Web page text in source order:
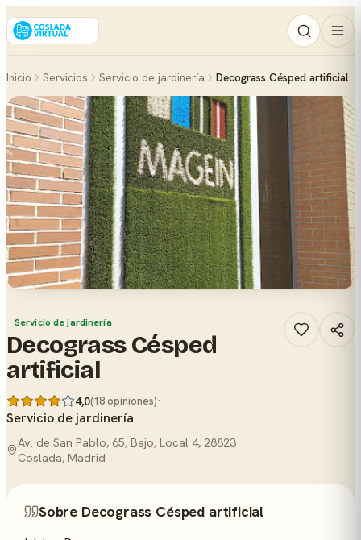
Inicio Servicios Servicio de jardinería Decograss Césped artificial
Servicio de jardinería
Decograss Césped
artificial
4,0(18 opiniones)·
Servicio de jardinería
Av. de San Pablo, 65, Bajo, Local 4, 28823
Coslada, Madrid
Sobre Decograss Césped artificial